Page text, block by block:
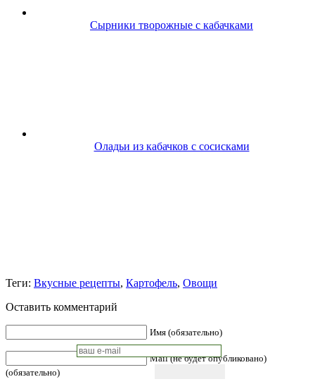
Сырники творожные с кабачками
Оладьи из кабачков с сосисками
Теги: Вкусные рецепты, Картофель, Овощи
Оставить комментарий
Имя (обязательно)
Mail (не будет опубликовано)
(обязательно)